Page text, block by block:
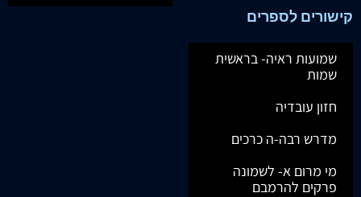
קישורים לספרים
שמועות ראיה- בראשית
שמות
חזון עובדיה
מדרש רבה-ה כרכים
מי מרום א- לשמונה
פרקים להרמבם